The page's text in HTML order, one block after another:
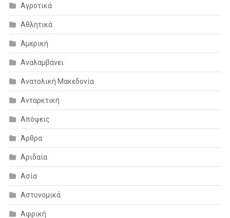
Αγροτικά
Αθλητικά
Αμερική
Αναλαμβάνει
Ανατολική Μακεδονία
Ανταρκτική
Απόψεις
Άρθρα
Αριδαία
Ασία
Αστυνομικά
Αφρική